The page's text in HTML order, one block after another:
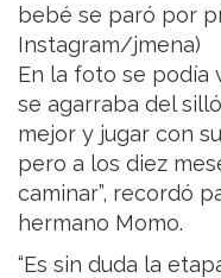
bebé se paró por
Instagram/jmena)
En la foto se podía
se agarraba del
mejor y jugar con
pero a los diez
caminar”, recordó
hermano Momo.
“Es sin duda la